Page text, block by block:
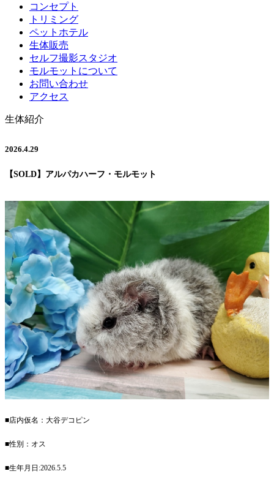
コンセプト
トリミング
ペットホテル
生体販売
セルフ撮影スタジオ
モルモットについて
お問い合わせ
アクセス
生体紹介
2026.4.29
【SOLD】アルパカハーフ・モルモット
■店内仮名：大谷デコピン
■性別：オス
■生年月日:2026.5.5